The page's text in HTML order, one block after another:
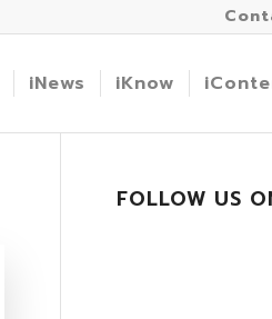
iNews iKnow
FOLLOW US